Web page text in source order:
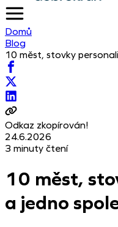
Domů
Blog
10 měst, stovky
Odkaz zkopírován!
24.6.2026
3 minuty čtení
10 měst,
a jedno